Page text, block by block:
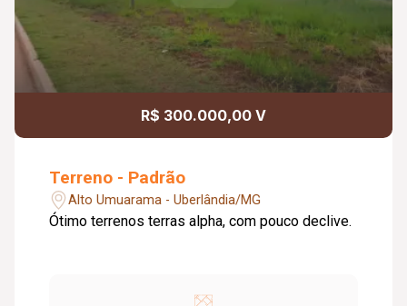
R$ 300.000,00 V
Terreno - Padrão
Alto Umuarama - Uberlândia/MG
Ótimo terrenos terras alpha, com pouco declive.